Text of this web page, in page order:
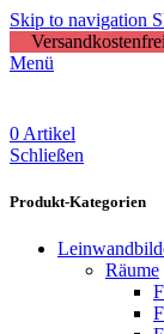
Skip to navigation
Menü
0 Artikel
Schließen
Produkt-Kategorien
Räume